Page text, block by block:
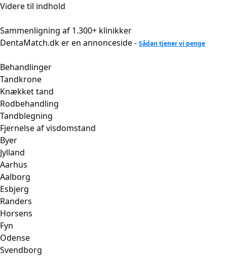
Videre til indhold
Sammenligning af 1.300+ klinikker
DentaMatch.dk er en annonceside - Sådan tjener vi penge
Behandlinger
Tandkrone
Knækket tand
Rodbehandling
Tandblegning
Fjernelse af visdomstand
Byer
Jylland
Aarhus
Aalborg
Esbjerg
Randers
Horsens
Fyn
Odense
Svendborg